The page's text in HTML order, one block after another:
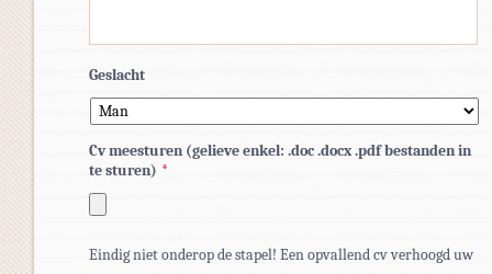
Geslacht
Cv meesturen (gelieve enkel: .doc .docx .pdf bestanden in
te sturen) *
bestandstypen:
Eindig niet onderop de stapel! Een opvallend cv verhoogd uw